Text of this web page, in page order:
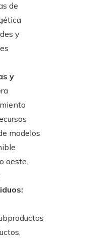
de
y
y
modelos
oeste.